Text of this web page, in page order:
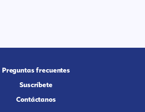
Preguntas frecuentes
Suscríbete
Contáctanos